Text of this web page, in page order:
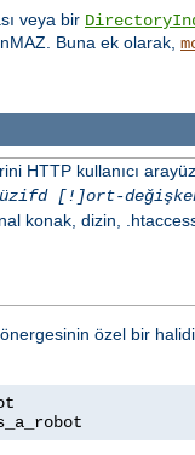
veya bir
Buna ek olarak,
HTTP kullanıcı
[!]ort-
konak, dizin,
özel bir